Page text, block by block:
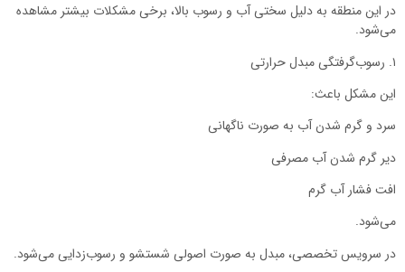
در این منطقه به دلیل سختی آب و رسوب بالا، برخی مشکلات بیشتر مشاهده
می‌شود.
۱. رسوب‌گرفتگی مبدل حرارتی
این مشکل باعث:
سرد و گرم شدن آب به صورت ناگهانی
دیر گرم شدن آب مصرفی
افت فشار آب گرم
می‌شود.
در سرویس تخصصی، مبدل به صورت اصولی شستشو و رسوب‌زدایی می‌شود.